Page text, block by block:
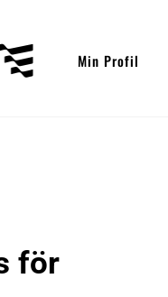
Min Profil
för